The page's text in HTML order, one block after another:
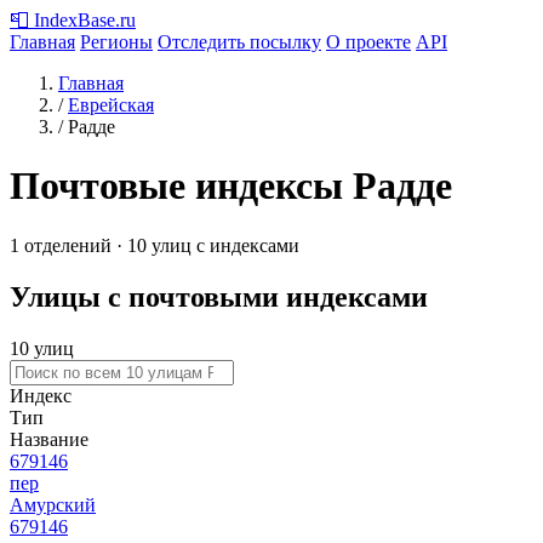
📮 IndexBase.ru
Главная Регионы Отследить посылку О проекте API
Главная
/ Еврейская
/ Радде
Почтовые индексы Радде
1 отделений · 10 улиц с индексами
Улицы с почтовыми индексами
10 улиц
Индекс
Тип
Название
679146
пер
Амурский
679146